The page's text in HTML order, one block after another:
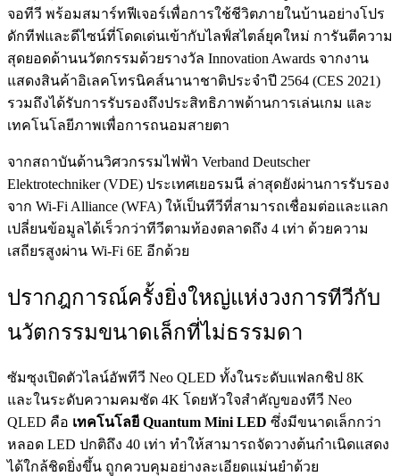
จอทีวี พร้อมสมาร์ทฟีเจอร์เพื่อการใช้ชีวิตภายในบ้านอย่างโปร
ดักทีฟและดีไซน์ที่โดดเด่นเข้ากับไลฟ์สไตล์ยุคใหม่ การันตีความ
สุดยอดด้านนวัตกรรมด้วยรางวัล Innovation Awards จากงาน
แสดงสินค้าอิเลคโทรนิคส์นานาชาติประจำปี 2564 (CES 2021)
รวมถึงได้รับการรับรองถึงประสิทธิภาพด้านการเล่นเกม และ
เทคโนโลยีภาพเพื่อการถนอมสายตา
จากสถาบันด้านวิศวกรรมไฟฟ้า Verband Deutscher
Elektrotechniker (VDE) ประเทศเยอรมนี ล่าสุดยังผ่านการรับรอง
จาก Wi-Fi Alliance (WFA) ให้เป็นทีวีที่สามารถเชื่อมต่อและแลก
เปลี่ยนข้อมูลได้เร็วกว่าทีวีตามท้องตลาดถึง 4 เท่า ด้วยความ
เสถียรสูงผ่าน Wi-Fi 6E อีกด้วย
ปรากฎการณ์ครั้งยิ่งใหญ่แห่งวงการทีวีกับ
นวัตกรรมขนาดเล็กที่ไม่ธรรมดา
ซัมซุงเปิดตัวไลน์อัพทีวี Neo QLED ทั้งในระดับแฟลกชิป 8K
และในระดับความคมชัด 4K โดยหัวใจสำคัญของทีวี Neo
QLED คือ เทคโนโลยี Quantum Mini LED ซึ่งมีขนาดเล็กกว่า
หลอด LED ปกติถึง 40 เท่า ทำให้สามารถจัดวางต้นกำเนิดแสดง
ได้ใกล้ชิดยิ่งขึ้น ถูกควบคุมอย่างละเอียดแม่นยำด้วย